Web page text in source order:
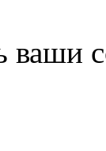
ваши